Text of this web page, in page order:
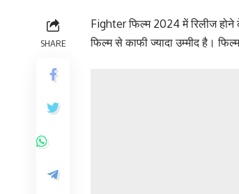
SHARE
Fighter फिल्म 2024 में रिलीज होने
फिल्म से काफी ज्यादा उम्मीद है।